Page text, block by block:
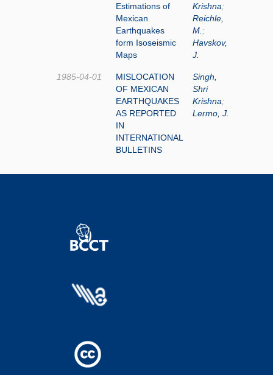
Estimations of
Mexican
Earthquakes
form Isoseismic
Maps
Krishna;
Reichle,
M. ;
Havskov,
J.
1985-04-01
MISLOCATION
OF MEXICAN
EARTHQUAKES
AS REPORTED
IN
INTERNATIONAL
BULLETINS
Singh,
Shri
Krishna;
Lermo, J.